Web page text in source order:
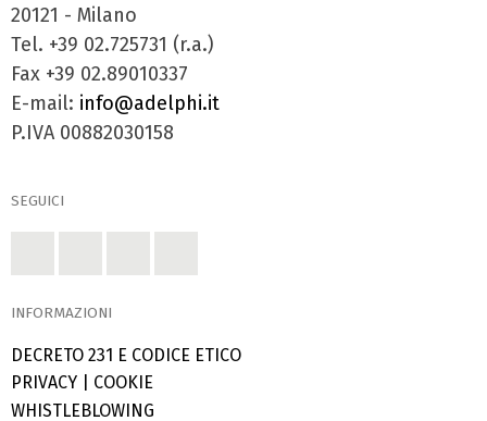
20121 - Milano
Tel. +39 02.725731 (r.a.)
Fax +39 02.89010337
E-mail: info@adelphi.it
P.IVA 00882030158
SEGUICI
INFORMAZIONI
DECRETO 231 E CODICE ETICO
PRIVACY
COOKIE
WHISTLEBLOWING